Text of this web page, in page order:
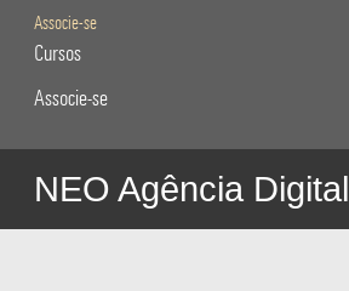
Associe-se
Cursos
Associe-se
NEO Agência Digital